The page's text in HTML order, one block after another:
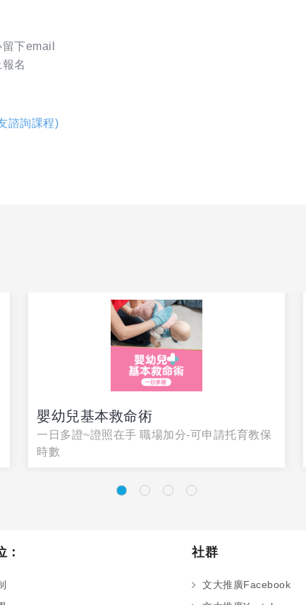
下email
名
諮詢課程)
嬰幼兒基本救命術
一日多證~證照在手 職場加分-可申請托育教保
時數
： 社群
文大推廣Facebook